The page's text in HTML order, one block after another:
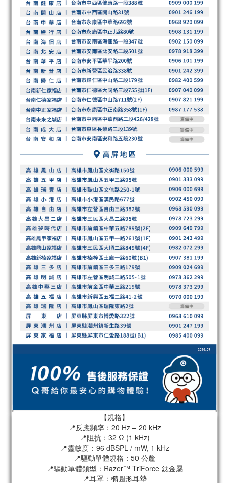
【規格】
📍反應頻率：20 Hz – 20 kHz
📍阻抗：32 Ω (1 kHz)
📍靈敏度：96 dBSPL / mW, 1 kHz
📍驅動單體規格：50 公釐
📍驅動單體類型：Razer™ TriForce 鈦金屬
📍耳罩：橢圓形耳墊